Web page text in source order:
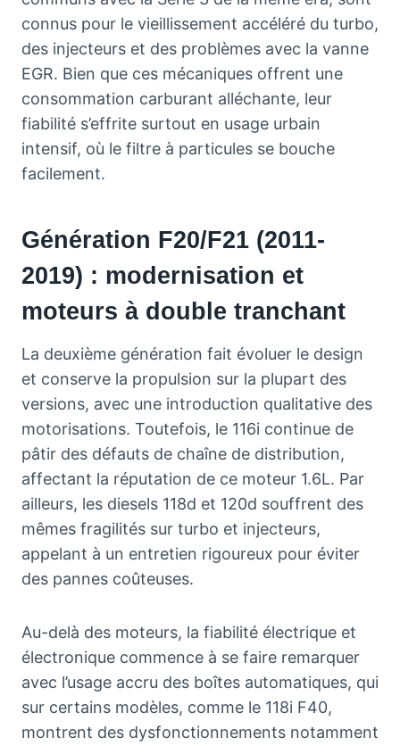
connus pour le vieillissement accéléré du turbo,
des injecteurs et des problèmes avec la vanne
EGR. Bien que ces mécaniques offrent une
consommation carburant alléchante, leur
fiabilité s’effrite surtout en usage urbain
intensif, où le filtre à particules se bouche
facilement.
Génération F20/F21 (2011-
2019) : modernisation et
moteurs à double tranchant
La deuxième génération fait évoluer le design
et conserve la propulsion sur la plupart des
versions, avec une introduction qualitative des
motorisations. Toutefois, le 116i continue de
pâtir des défauts de chaîne de distribution,
affectant la réputation de ce moteur 1.6L. Par
ailleurs, les diesels 118d et 120d souffrent des
mêmes fragilités sur turbo et injecteurs,
appelant à un entretien rigoureux pour éviter
des pannes coûteuses.
Au-delà des moteurs, la fiabilité électrique et
électronique commence à se faire remarquer
avec l’usage accru des boîtes automatiques, qui
sur certains modèles, comme le 118i F40,
montrent des dysfonctionnements notamment